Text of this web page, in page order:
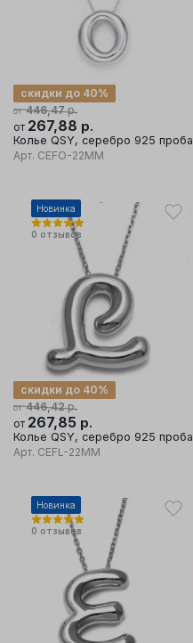
от 446,47р.
скидки до 40%
от 267,88 р.
Колье QSY, серебро 925 проба
Арт. CEFO-22MM
Новинка
0 отзывов
от 446,42р.
скидки до 40%
от 267,85 р.
Колье QSY, серебро 925 проба
Арт. CEFL-22MM
Новинка
0 отзывов